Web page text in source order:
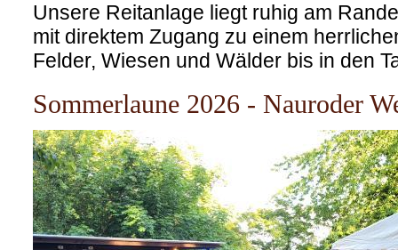
Unsere Reitanlage liegt ruhig am
mit direktem Zugang zu einem
Felder, Wiesen und Wälder bis in den
Sommerlaune 2026 - Nauroder